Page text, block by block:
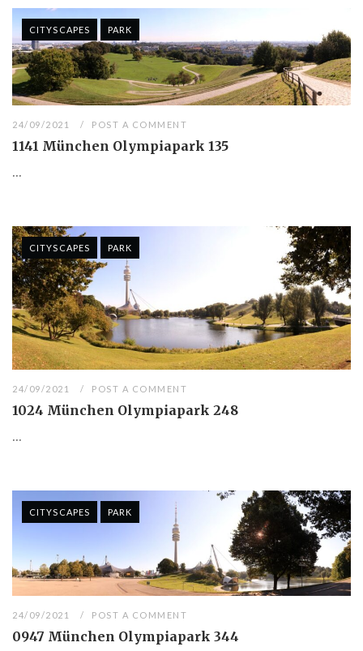
CITYSCAPES PARK
24/09/2021 POST A COMMENT
1141 München Olympiapark 135
...
CITYSCAPES PARK
24/09/2021 POST A COMMENT
1024 München Olympiapark 248
...
CITYSCAPES PARK
24/09/2021 POST A COMMENT
0947 München Olympiapark 344